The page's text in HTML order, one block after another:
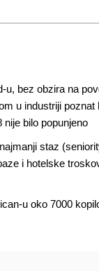
bez obzira na
u industriji poznat
bilo popunjeno
staz
i hotelske
u oko 7000